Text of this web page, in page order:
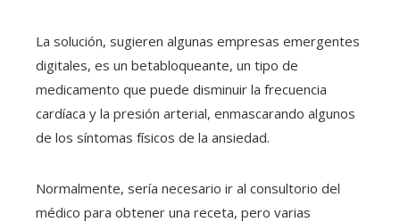
La solución, sugieren algunas empresas emergentes
digitales, es un betabloqueante, un tipo de
medicamento que puede disminuir la frecuencia
cardíaca y la presión arterial, enmascarando algunos
de los síntomas físicos de la ansiedad.
Normalmente, sería necesario ir al consultorio del
médico para obtener una receta, pero varias